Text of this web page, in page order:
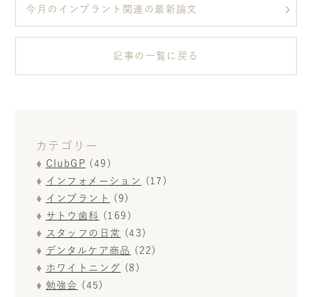
今月のインプラント関連の最新論文
記事の一覧に戻る
カテゴリー
ClubGP (49)
インフォメーション
(17)
インプラント
(9)
サトウ歯科 (169)
スタッフの日常
(43)
デンタルケア商品
(22)
ホワイトニング (8)
勉強会 (45)